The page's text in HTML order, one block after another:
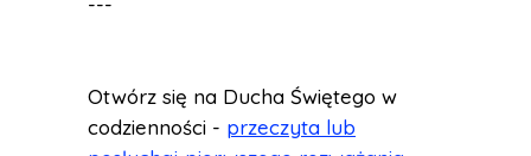
Otwórz się na Ducha Świętego w
codzienności - przeczyta lub